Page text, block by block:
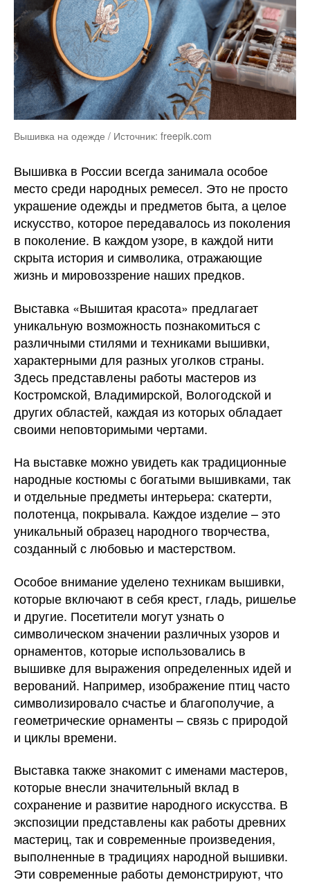
Вышивка на одежде / Источник: freepik.com
Вышивка в России всегда занимала особое
место среди народных ремесел. Это не просто
украшение одежды и предметов быта, а целое
искусство, которое передавалось из поколения
в поколение. В каждом узоре, в каждой нити
скрыта история и символика, отражающие
жизнь и мировоззрение наших предков.
Выставка «Вышитая красота» предлагает
уникальную возможность познакомиться с
различными стилями и техниками вышивки,
характерными для разных уголков страны.
Здесь представлены работы мастеров из
Костромской, Владимирской, Вологодской и
других областей, каждая из которых обладает
своими неповторимыми чертами.
На выставке можно увидеть как традиционные
народные костюмы с богатыми вышивками, так
и отдельные предметы интерьера: скатерти,
полотенца, покрывала. Каждое изделие – это
уникальный образец народного творчества,
созданный с любовью и мастерством.
Особое внимание уделено техникам вышивки,
которые включают в себя крест, гладь, ришелье
и другие. Посетители могут узнать о
символическом значении различных узоров и
орнаментов, которые использовались в
вышивке для выражения определенных идей и
верований. Например, изображение птиц часто
символизировало счастье и благополучие, а
геометрические орнаменты – связь с природой
и циклы времени.
Выставка также знакомит с именами мастеров,
которые внесли значительный вклад в
сохранение и развитие народного искусства. В
экспозиции представлены как работы древних
мастериц, так и современные произведения,
выполненные в традициях народной вышивки.
Эти современные работы демонстрируют, что